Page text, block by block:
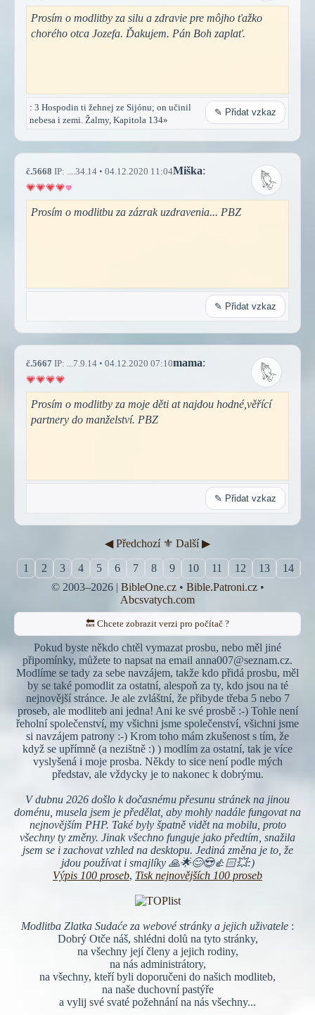
Prosím o modlitby za silu a zdravie pre môjho ťažko
chorého otca Jozefa. Ďakujem. Pán Boh zaplať.
: 3 Hospodin ti žehnej ze Sijónu; on učinil
nebesa i zemi. Žalmy, Kapitola 134»
✎ Přidat vzkaz
č.5668 IP: ....34.14 • 04.12.2020 11:04Miška:
Prosím o modlitbu za zázrak uzdravenia... PBZ
✎ Přidat vzkaz
č.5667 IP: ...7.9.14 • 04.12.2020 07:10mama:
Prosím o modlitby za moje děti at najdou hodné,věřící
partnery do manželství. PBZ
✎ Přidat vzkaz
◀︎ Předchozí ⚜︎ Další ▶︎
1 2 3 4 5 6 7 8 9 10 11 12 13 14
© 2003–2026 | BibleOne.cz• Bible.Patroni.cz•
Abcsvatych.com
🔙 Chcete zobrazit verzi pro počítač ?
Pokud byste někdo chtěl vymazat prosbu, nebo měl jiné
připomínky, můžete to napsat na email anna007@seznam.cz.
Modlíme se tady za sebe navzájem, takže kdo přidá prosbu, měl
by se také pomodlit za ostatní, alespoň za ty, kdo jsou na té
nejnovější stránce. Je ale zvláštní, že přibyde třeba 5 nebo 7
proseb, ale modliteb ani jedna! Ani ke své prosbě :-) Tohle není
řeholní společenství, my všichni jsme společenství, všichni jsme
si navzájem patrony :-) Krom toho mám zkušenost s tím, že
když se upřímně (a nezištně :) ) modlím za ostatní, tak je více
vyslyšená i moje prosba. Někdy to sice není podle mých
představ, ale vždycky je to nakonec k dobrýmu.
V dubnu 2026 došlo k dočasnému přesunu stránek na jinou
doménu, musela jsem je předělat, aby mohly nadále fungovat na
nejnovějším PHP. Také byly špatně vidět na mobilu, proto
všechny ty změny. Jinak všechno funguje jako předtím, snažila
jsem se i zachovat vzhled na desktopu. Jediná změna je to, že
jdou používat i smajlíky 🙏🌟😊😍👍🏻💥:)
Výpis 100 proseb, Tisk nejnovějších 100 proseb
Modlitba Zlatka Sudaće za webové stránky a jejich uživatele :
Dobrý Otče náš, shlédni dolů na tyto stránky,
na všechny její členy a jejich rodiny,
na nás administrátory,
na všechny, kteří byli doporučeni do našich modliteb,
na naše duchovní pastýře
a vylij své svaté požehnání na nás všechny...